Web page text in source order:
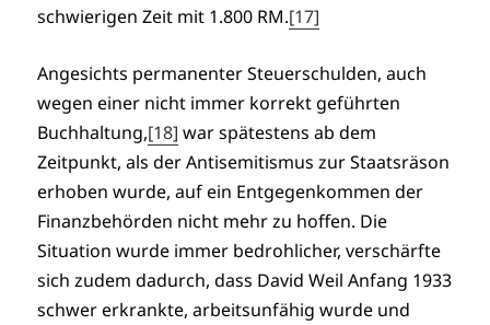
schwierigen Zeit mit 1.800 RM.[17]
Angesichts permanenter Steuerschulden, auch
wegen einer nicht immer korrekt geführten
Buchhaltung,[18] war spätestens ab dem
Zeitpunkt, als der Antisemitismus zur Staatsräson
erhoben wurde, auf ein Entgegenkommen der
Finanzbehörden nicht mehr zu hoffen. Die
Situation wurde immer bedrohlicher, verschärfte
sich zudem dadurch, dass David Weil Anfang 1933
schwer erkrankte, arbeitsunfähig wurde und